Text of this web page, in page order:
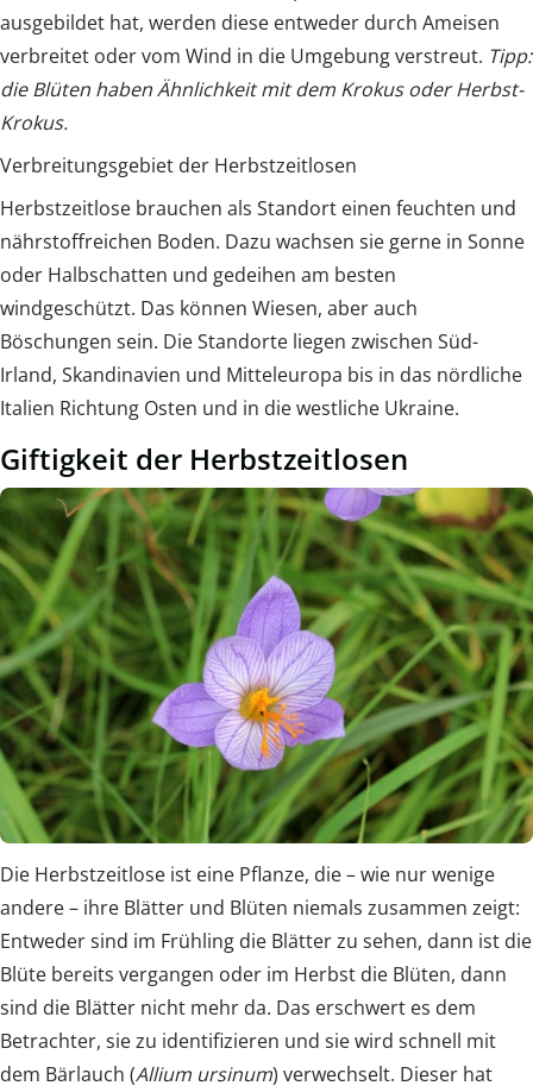
ausgebildet hat, werden diese entweder durch Ameisen
verbreitet oder vom Wind in die Umgebung verstreut. Tipp:
die Blüten haben Ähnlichkeit mit dem Krokus oder Herbst-
Krokus.
Verbreitungsgebiet der Herbstzeitlosen
Herbstzeitlose brauchen als Standort einen feuchten und
nährstoffreichen Boden. Dazu wachsen sie gerne in Sonne
oder Halbschatten und gedeihen am besten
windgeschützt. Das können Wiesen, aber auch
Böschungen sein. Die Standorte liegen zwischen Süd-
Irland, Skandinavien und Mitteleuropa bis in das nördliche
Italien Richtung Osten und in die westliche Ukraine.
Giftigkeit der Herbstzeitlosen
Die Herbstzeitlose ist eine Pflanze, die – wie nur wenige
andere – ihre Blätter und Blüten niemals zusammen zeigt:
Entweder sind im Frühling die Blätter zu sehen, dann ist die
Blüte bereits vergangen oder im Herbst die Blüten, dann
sind die Blätter nicht mehr da. Das erschwert es dem
Betrachter, sie zu identifizieren und sie wird schnell mit
dem Bärlauch (Allium ursinum) verwechselt. Dieser hat